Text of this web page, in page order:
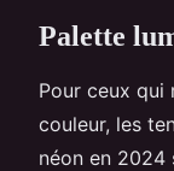
Palette
Pour ceux qui
couleur, les
néon en 2024